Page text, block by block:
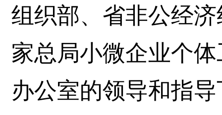
组织部、省非公经
家总局小微企业个
办公室的领导和指